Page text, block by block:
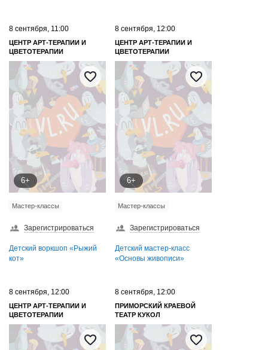
8 сентября, 11:00
ЦЕНТР АРТ-ТЕРАПИИ И
ЦВЕТОТЕРАПИИ
6+
Мастер-классы
Зарегистрироваться
Детский воркшоп «Рыжий
кот»
8 сентября, 12:00
ЦЕНТР АРТ-ТЕРАПИИ И
ЦВЕТОТЕРАПИИ
6+
Мастер-классы
Зарегистрироваться
Детский мастер-класс
«Основы живописи»
8 сентября, 12:00
ЦЕНТР АРТ-ТЕРАПИИ И
ЦВЕТОТЕРАПИИ
8 сентября, 12:00
ПРИМОРСКИЙ КРАЕВОЙ
ТЕАТР КУКОЛ